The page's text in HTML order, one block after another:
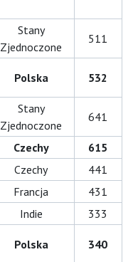
Stany
Zjednoczone
511
Polska 532
Stany
Zjednoczone
641
Czechy
615
Czechy
441
Francja
431
Indie
333
Polska 340